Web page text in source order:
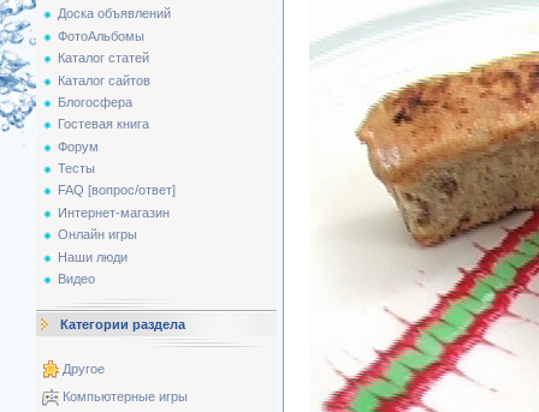
Доска объявлений
ФотоАльбомы
Каталог статей
Каталог сайтов
Блогосфера
Гостевая книга
Форум
Тесты
FAQ [вопрос/ответ]
Интернет-магазин
Онлайн игры
Наши люди
Видео
Категории раздела
Другое
Компьютерные игры